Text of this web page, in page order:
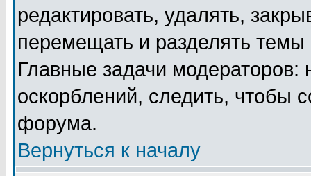
редактировать, удалять,
перемещать и разделять
Главные задачи
оскорблений, следить, чтобы
форума.
Вернуться к началу